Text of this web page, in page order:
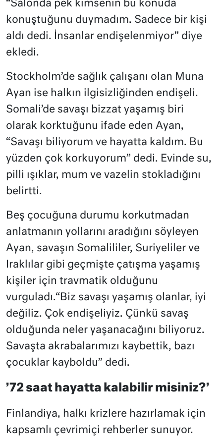
“Salonda pek kimsenin bu konuda
konuştuğunu duymadım. Sadece bir kişi
aldı dedi. İnsanlar endişelenmiyor” diye
ekledi.
Stockholm’de sağlık çalışanı olan Muna
Ayan ise halkın ilgisizliğinden endişeli.
Somali’de savaşı bizzat yaşamış biri
olarak korktuğunu ifade eden Ayan,
“Savaşı biliyorum ve hayatta kaldım. Bu
yüzden çok korkuyorum” dedi. Evinde su,
pilli ışıklar, mum ve vazelin stokladığını
belirtti.
Beş çocuğuna durumu korkutmadan
anlatmanın yollarını aradığını söyleyen
Ayan, savaşın Somalililer, Suriyeliler ve
Iraklılar gibi geçmişte çatışma yaşamış
kişiler için travmatik olduğunu
vurguladı.“Biz savaşı yaşamış olanlar, iyi
değiliz. Çok endişeliyiz. Çünkü savaş
olduğunda neler yaşanacağını biliyoruz.
Savaşta akrabalarımızı kaybettik, bazı
çocuklar kayboldu” dedi.
’72 saat hayatta kalabilir misiniz?’
Finlandiya, halkı krizlere hazırlamak için
kapsamlı çevrimiçi rehberler sunuyor.